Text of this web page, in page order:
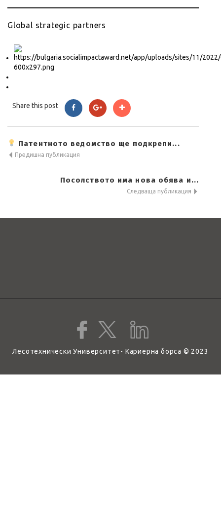
Global strategic partners
Share this post
Патентното ведомство ще подкрепи...
Предишна публикация
Посолството има нова обява и...
Следваща публикация
Лесотехнически Университет- Кариерна борса © 2023